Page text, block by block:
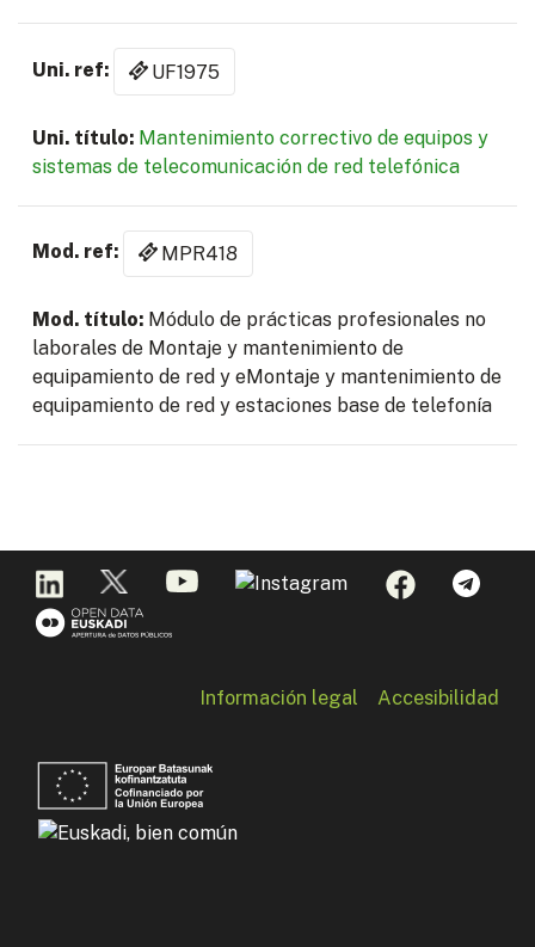
UF1975
Mantenimiento correctivo de equipos y
sistemas de telecomunicación de red telefónica
MPR418
Módulo de prácticas profesionales no
laborales de Montaje y mantenimiento de
equipamiento de red y eMontaje y mantenimiento de
equipamiento de red y estaciones base de telefonía
Información legal Accesibilidad